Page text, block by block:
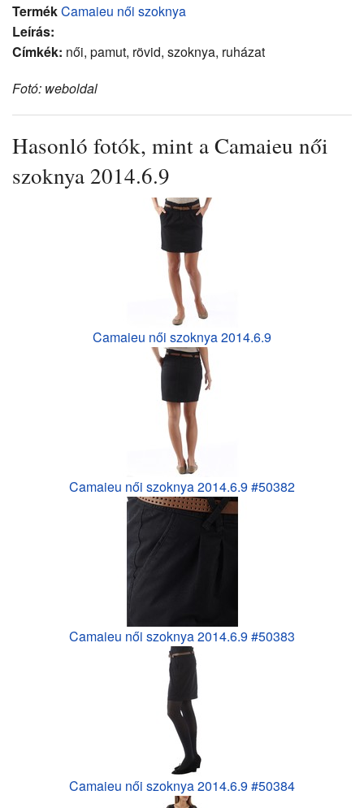
TermékCamaieu női szoknya
Leírás:
Címkék: női, pamut, rövid, szoknya, ruházat
Fotó: weboldal
Hasonló fotók, mint a Camaieu női
szoknya 2014.6.9
Camaieu női szoknya 2014.6.9
Camaieu női szoknya 2014.6.9 #50382
Camaieu női szoknya 2014.6.9 #50383
Camaieu női szoknya 2014.6.9 #50384